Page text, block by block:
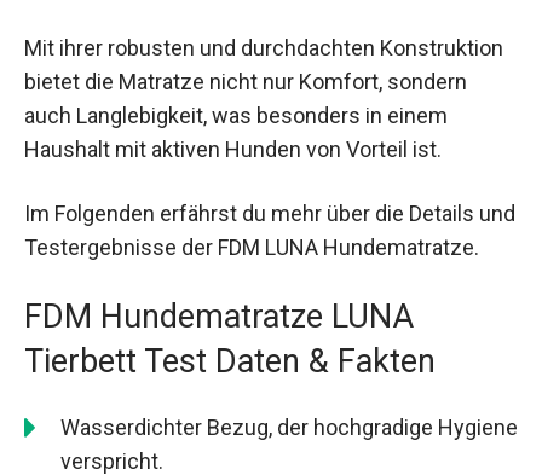
Mit ihrer robusten und durchdachten Konstruktion
bietet die Matratze nicht nur Komfort, sondern
auch Langlebigkeit, was besonders in einem
Haushalt mit aktiven Hunden von Vorteil ist.
Im Folgenden erfährst du mehr über die Details und
Testergebnisse der FDM LUNA Hundematratze.
FDM Hundematratze LUNA
Tierbett Test Daten & Fakten
Wasserdichter Bezug, der hochgradige Hygiene
verspricht.